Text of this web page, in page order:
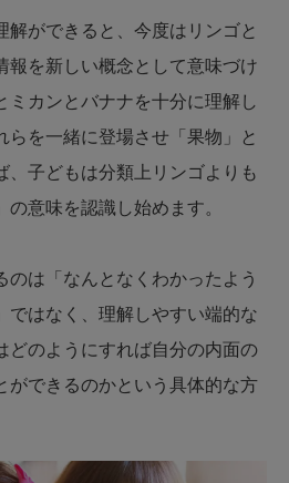
解ができると、今度はリンゴと
報を新しい概念として意味づけ
ミカンとバナナを十分に理解し
らを一緒に登場させ「果物」と
、子どもは分類上リンゴよりも
の意味を認識し始めます。
のは「なんとなくわかったよう
ではなく、理解しやすい端的な
どのようにすれば自分の内面の
ができるのかという具体的な方